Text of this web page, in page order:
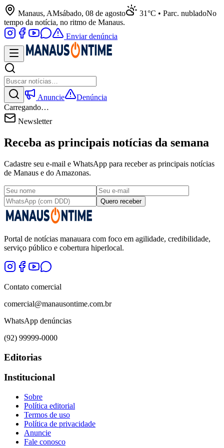
Manaus, AMsábado, 08 de agosto 31°C • Parc. nubladoNo
tempo da notícia, no ritmo de Manaus.
Enviar denúncia
Anuncie
Denúncia
Carregando…
Newsletter
Receba as principais notícias da semana
Cadastre seu e-mail e WhatsApp para receber as principais notícias
de Manaus e do Amazonas.
Quero receber
Portal de notícias manauara com foco em agilidade, credibilidade,
serviço público e cobertura hiperlocal.
Contato comercial
comercial@manausontime.com.br
WhatsApp denúncias
(92) 99999-0000
Editorias
Institucional
Sobre
Política editorial
Termos de uso
Política de privacidade
Anuncie
Fale conosco